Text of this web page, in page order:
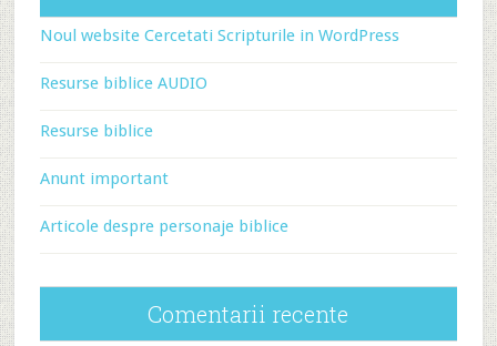
Noul website Cercetati Scripturile in WordPress
Resurse biblice AUDIO
Resurse biblice
Anunt important
Articole despre personaje biblice
Comentarii recente